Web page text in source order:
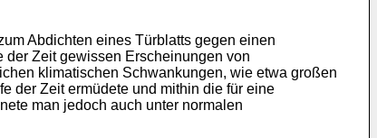
Abdichten eines Türblatts gegen einen
Zeit gewissen Erscheinungen von
klimatischen Schwankungen, wie etwa großen
der Zeit ermüdete und mithin die für eine
man jedoch auch unter normalen